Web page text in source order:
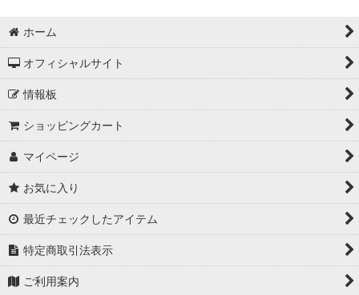
ホーム
オフィシャルサイト
情報板
ショッピングカート
マイページ
お気に入り
最近チェックしたアイテム
特定商取引法表示
ご利用案内